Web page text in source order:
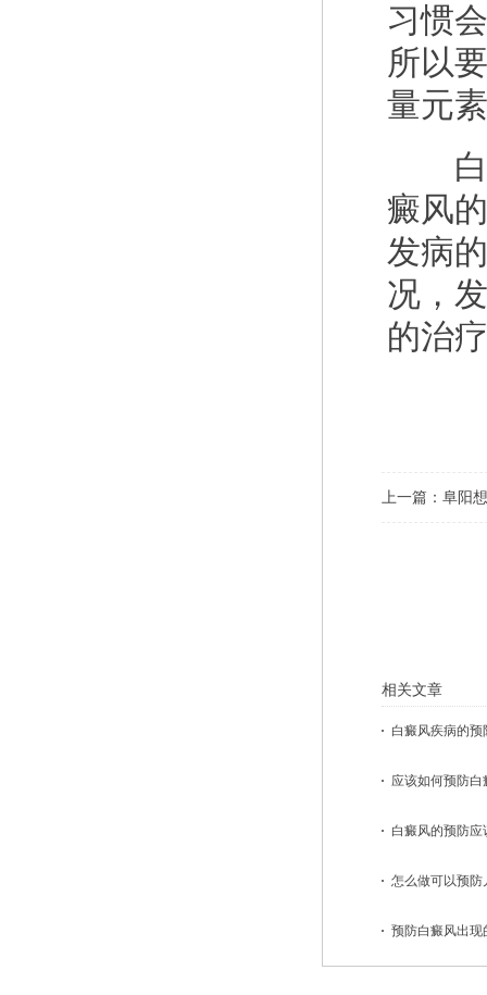
习惯
所以
量元
白癜
癜风
发病
况，
的治
上一篇： 阜阳
相关文章
白癜风疾病的预
应该如何预防白
白癜风的预防应
怎么做可以预防
预防白癜风出现